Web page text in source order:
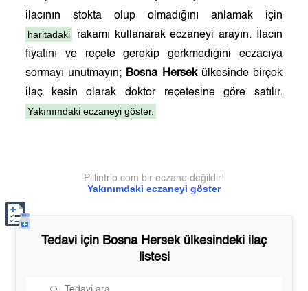
ilacının stokta olup olmadığını anlamak için
haritadaki
rakamı kullanarak eczaneyi arayın. İlacın
fiyatını ve reçete gerekip gerkmediğini eczacıya
sormayı unutmayın; Bosna Hersekülkesinde birçok
ilaç kesin olarak doktor reçetesine göre satılır.
Yakınımdaki eczaneyi göster.
Yakınımdaki eczaneyi göster
Pillintrip.com bir eczane değildir!
Tedavi için Bosna Hersekülkesindeki ilaç
listesi